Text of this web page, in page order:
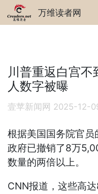
万维读者网
川普重返白宫
人数字被曝
壹苹新闻网 2025-12-
根据美国国务院官
政府已撤销了8万
数量的两倍以上。
CNN报道，这些高